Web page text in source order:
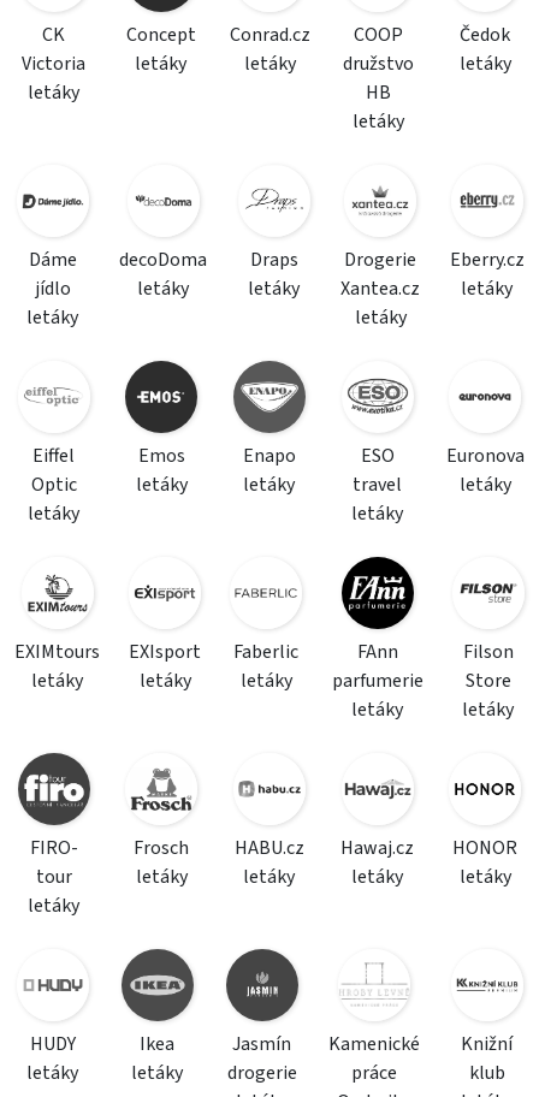
CK
Victoria
letáky
Concept
letáky
Conrad.cz
letáky
COOP
družstvo
HB
letáky
Čedok
letáky
Dáme
jídlo
letáky
decoDoma
letáky
Draps
letáky
Drogerie
Xantea.cz
letáky
Eberry.cz
letáky
Eiffel
Optic
letáky
Emos
letáky
Enapo
letáky
ESO
travel
letáky
Euronova
letáky
EXIMtours
letáky
EXIsport
letáky
Faberlic
letáky
FAnn
parfumerie
letáky
Filson
Store
letáky
FIRO-
tour
letáky
Frosch
letáky
HABU.cz
letáky
Hawaj.cz
letáky
HONOR
letáky
HUDY
letáky
Ikea
letáky
Jasmín
drogerie
Kamenické
práce
Knižní
klub